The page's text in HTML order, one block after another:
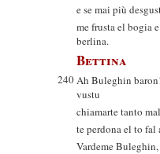
e se mai più
me frusta el bogia
berlina.
Bettina
240Ah Buleghin
vustu
chiamarte tanto
te perdona el to fal
Vardeme